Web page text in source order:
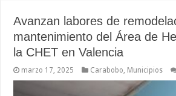
Avanzan labores de
mantenimiento del Área de
la CHET en Valencia
marzo 17, 2025 Carabobo Municipios